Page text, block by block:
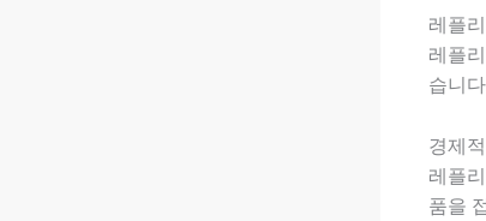
레플
레플
습니
경제
레플
품을